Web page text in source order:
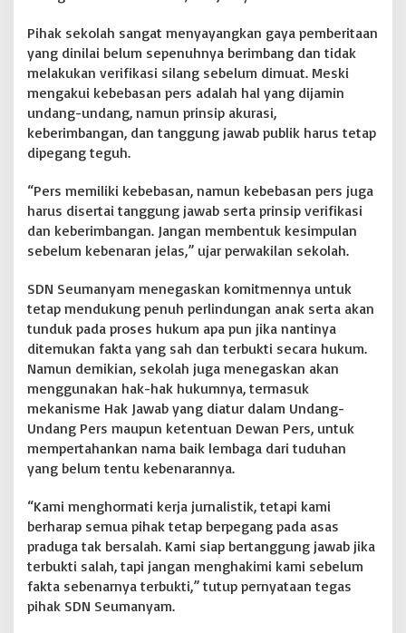
Pihak sekolah sangat menyayangkan gaya pemberitaan
yang dinilai belum sepenuhnya berimbang dan tidak
melakukan verifikasi silang sebelum dimuat. Meski
mengakui kebebasan pers adalah hal yang dijamin
undang-undang, namun prinsip akurasi,
keberimbangan, dan tanggung jawab publik harus tetap
dipegang teguh.
“Pers memiliki kebebasan, namun kebebasan pers juga
harus disertai tanggung jawab serta prinsip verifikasi
dan keberimbangan. Jangan membentuk kesimpulan
sebelum kebenaran jelas,” ujar perwakilan sekolah.
SDN Seumanyam menegaskan komitmennya untuk
tetap mendukung penuh perlindungan anak serta akan
tunduk pada proses hukum apa pun jika nantinya
ditemukan fakta yang sah dan terbukti secara hukum.
Namun demikian, sekolah juga menegaskan akan
menggunakan hak-hak hukumnya, termasuk
mekanisme Hak Jawab yang diatur dalam Undang-
Undang Pers maupun ketentuan Dewan Pers, untuk
mempertahankan nama baik lembaga dari tuduhan
yang belum tentu kebenarannya.
“Kami menghormati kerja jurnalistik, tetapi kami
berharap semua pihak tetap berpegang pada asas
praduga tak bersalah. Kami siap bertanggung jawab jika
terbukti salah, tapi jangan menghakimi kami sebelum
fakta sebenarnya terbukti,” tutup pernyataan tegas
pihak SDN Seumanyam.